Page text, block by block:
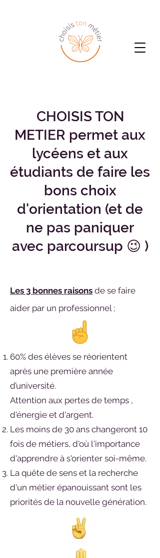
CHOISIS TON
METIER permet aux
lycéens et aux
étudiants de faire les
bons choix
d'orientation (et de
ne pas paniquer
avec parcoursup 😉 )
Les 3 bonnes raisons de se faire
aider par un professionnel ;
60% des élèves se réorientent
après une première année
d’université.
Attention aux pertes de temps ,
d'énergie et d'argent.
Les moins de 30 ans changeront 10
fois de métiers, d'où l'importance
d'apprendre à s'orienter soi-même.
La quête de sens et la recherche
d'un métier épanouissant sont les
priorités de la nouvelle génération.